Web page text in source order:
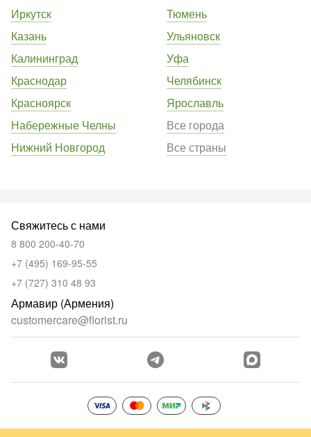
Иркутск
Казань
Калининград
Краснодар
Красноярск
Набережные Челны
Нижний Новгород
Тюмень
Ульяновск
Уфа
Челябинск
Ярославль
Все города
Все страны
Свяжитесь с нами
8 800 200-40-70
+7 (495) 169-95-55
+7 (727) 310 48 93
Армавир (Армения)
customercare@florist.ru